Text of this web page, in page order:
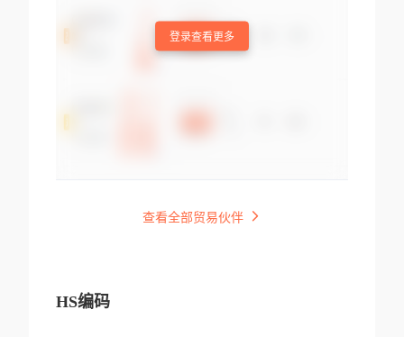
登录查看更多
查看全部贸易伙伴
HS编码